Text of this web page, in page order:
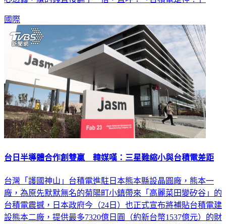
國際
台日半導體合作創雙贏 韓媒嘆：三星難縮小與台積電差距
台灣「護國神山」台積電進駐日本熊本縣設晶圓廠，熊本一
廠，為原先默默無名的菊陽町小鎮帶來「高麗菜田變矽谷」的
台積電震撼，日本政府今（24日）也正式宣布將補貼台積電建
設熊本二廠，提供最多7320億日圓（約新台幣1537億元）的財